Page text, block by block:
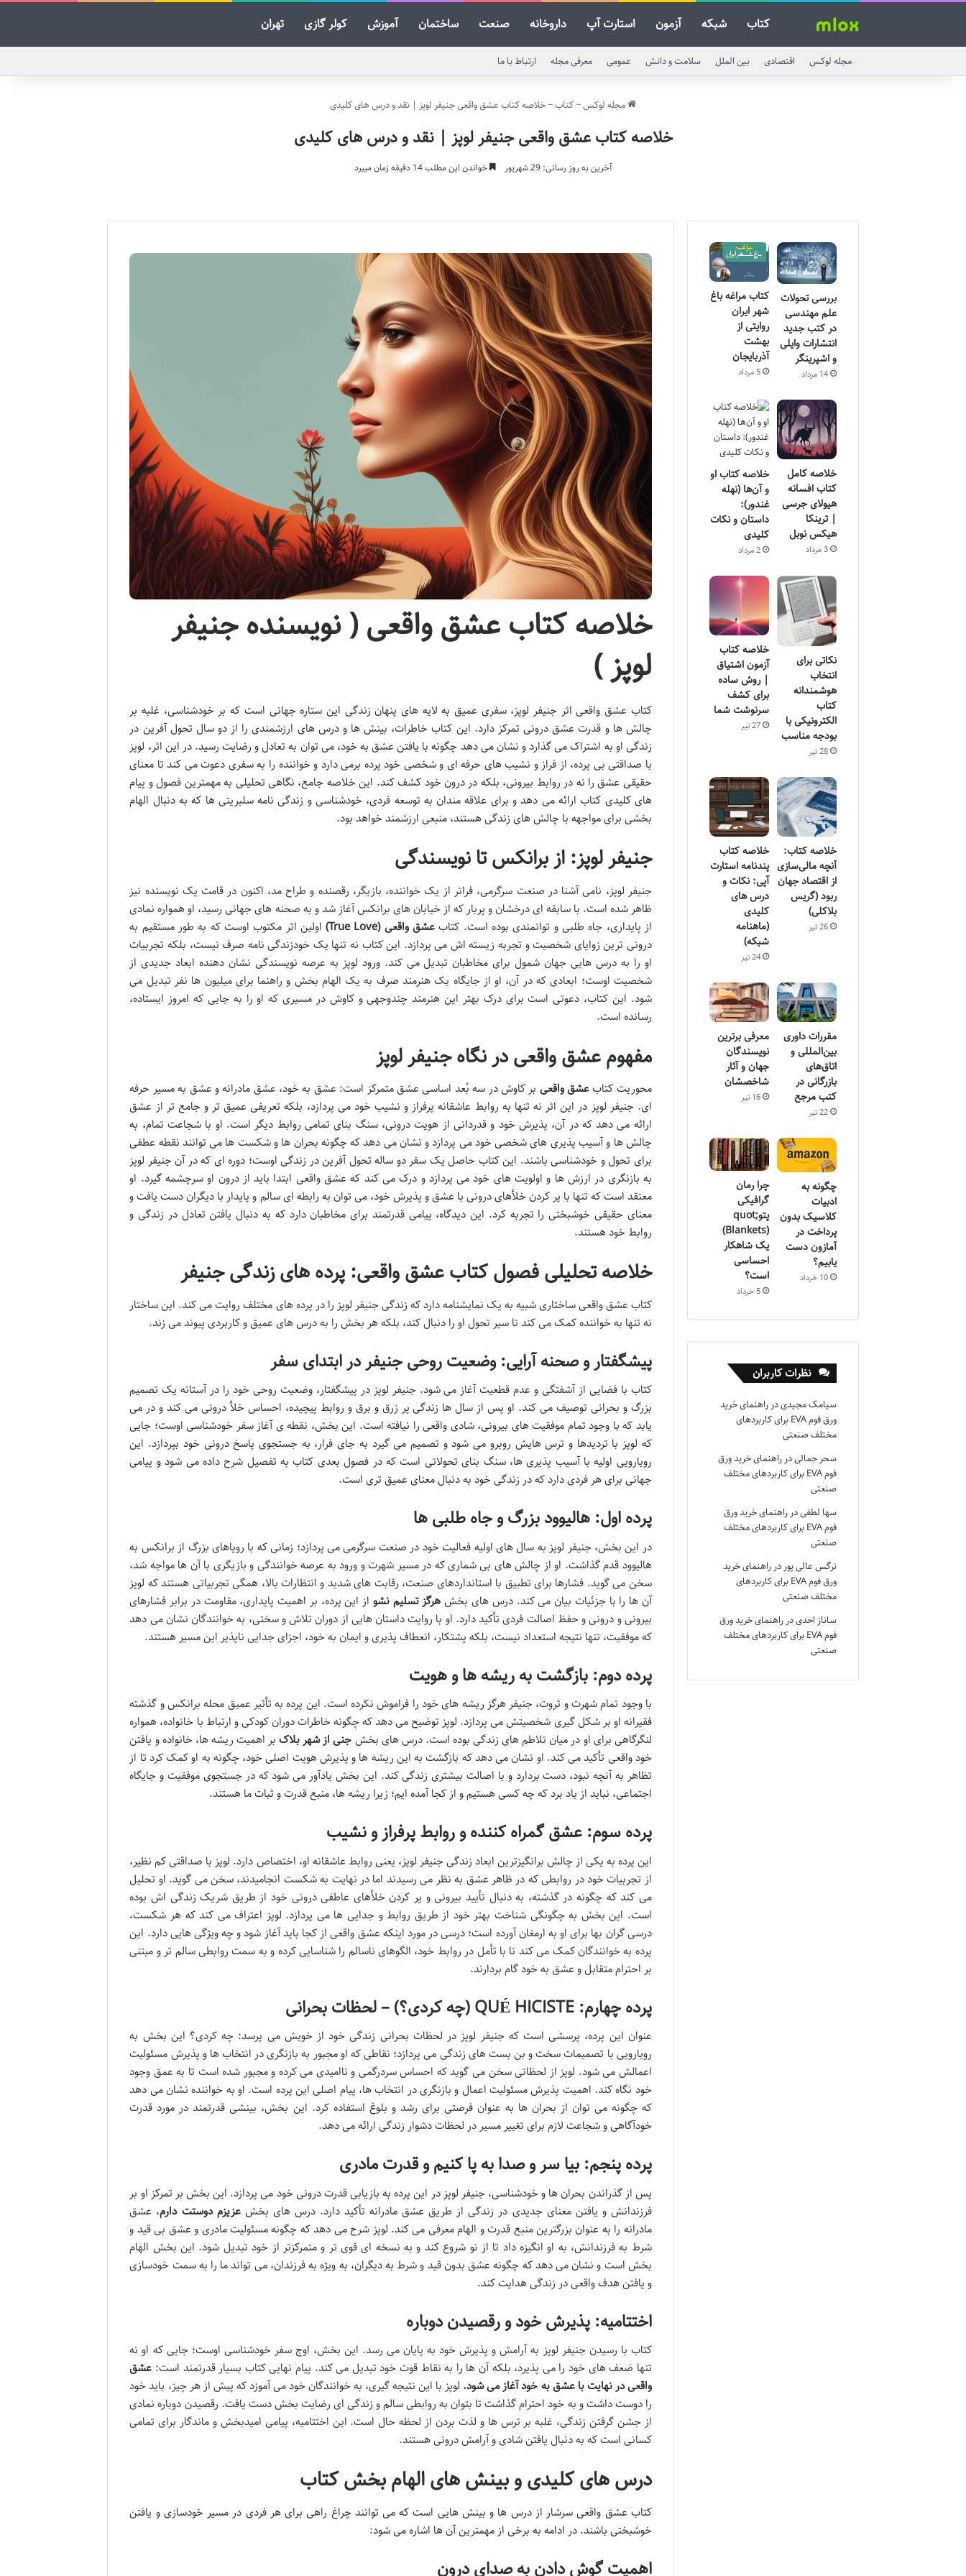
کتاب شبکه آزمون استارت آپ داروخانه صنعت ساختمان آموزش کولر گازی تهران
مجله لوکس اقتصادی بین الملل سلامت و دانش عمومی معرفی مجله ارتباط با ما
مجله لوکس~کتاب~خلاصه کتاب عشق واقعی جنیفر لوپز | نقد و درس های کلیدی
خلاصه کتاب عشق واقعی جنیفر لوپز | نقد و درس های کلیدی
آخرین به روز رسانی: 29 شهریور خواندن این مطلب 14 دقیقه زمان میبرد
خلاصه کتاب عشق واقعی ( نویسنده جنیفر
لوپز )
کتاب عشق واقعی اثر جنیفر لوپز، سفری عمیق به لایه های پنهان زندگی این ستاره جهانی است که بر خودشناسی، غلبه بر
چالش ها و قدرت عشق درونی تمرکز دارد. این کتاب خاطرات، بینش ها و درس های ارزشمندی را از دو سال تحول آفرین در
زندگی او به اشتراک می گذارد و نشان می دهد چگونه با یافتن عشق به خود، می توان به تعادل و رضایت رسید. در این اثر، لوپز
با صداقتی بی پرده، از فراز و نشیب های حرفه ای و شخصی خود پرده برمی دارد و خواننده را به سفری دعوت می کند تا معنای
حقیقی عشق را نه در روابط بیرونی، بلکه در درون خود کشف کند. این خلاصه جامع، نگاهی تحلیلی به مهمترین فصول و پیام
های کلیدی کتاب ارائه می دهد و برای علاقه مندان به توسعه فردی، خودشناسی و زندگی نامه سلبریتی ها که به دنبال الهام
بخشی برای مواجهه با چالش های زندگی هستند، منبعی ارزشمند خواهد بود.
جنیفر لوپز: از برانکس تا نویسندگی
جنیفر لوپز، نامی آشنا در صنعت سرگرمی، فراتر از یک خواننده، بازیگر، رقصنده و طراح مد، اکنون در قامت یک نویسنده نیز
ظاهر شده است. با سابقه ای درخشان و پربار که از خیابان های برانکس آغاز شد و به صحنه های جهانی رسید، او همواره نمادی
از پایداری، جاه طلبی و توانمندی بوده است. کتاب عشق واقعی (True Love)
اولین اثر مکتوب اوست که به طور مستقیم به
درونی ترین زوایای شخصیت و تجربه زیسته اش می پردازد. این کتاب نه تنها یک خودزندگی نامه صرف نیست، بلکه تجربیات
او را به درس هایی جهان شمول برای مخاطبان تبدیل می کند. ورود لوپز به عرصه نویسندگی نشان دهنده ابعاد جدیدی از
شخصیت اوست؛ ابعادی که در آن، او از جایگاه یک هنرمند صرف به یک الهام بخش و راهنما برای میلیون ها نفر تبدیل می
شود. این کتاب، دعوتی است برای درک بهتر این هنرمند چندوجهی و کاوش در مسیری که او را به جایی که امروز ایستاده،
رسانده است.
مفهوم عشق واقعی در نگاه جنیفر لوپز
محوریت کتابعشق واقعی بر کاوش در سه بُعد اساسی عشق متمرکز است: عشق به خود، عشق مادرانه و عشق به مسیر حرفه
ای. جنیفر لوپز در این اثر نه تنها به روابط عاشقانه پرفراز و نشیب خود می پردازد، بلکه تعریفی عمیق تر و جامع تر از عشق
ارائه می دهد که در آن، پذیرش خود و قدردانی از هویت درونی، سنگ بنای تمامی روابط دیگر است. او با شجاعت تمام، به
چالش ها و آسیب پذیری های شخصی خود می پردازد و نشان می دهد که چگونه بحران ها و شکست ها می توانند نقطه عطفی
برای تحول و خودشناسی باشند. این کتاب حاصل یک سفر دو ساله تحول آفرین در زندگی اوست؛ دوره ای که در آن جنیفر لوپز
به بازنگری در ارزش ها و اولویت های خود می پردازد و درک می کند که عشق واقعی ابتدا باید از درون او سرچشمه گیرد. او
معتقد است که تنها با پر کردن خلأهای درونی با عشق و پذیرش خود، می توان به رابطه ای سالم و پایدار با دیگران دست یافت و
معنای حقیقی خوشبختی را تجربه کرد. این دیدگاه، پیامی قدرتمند برای مخاطبان دارد که به دنبال یافتن تعادل در زندگی و
روابط خود هستند.
خلاصه تحلیلی فصول کتاب عشق واقعی: پرده های زندگی جنیفر
کتاب عشق واقعی ساختاری شبیه به یک نمایشنامه دارد که زندگی جنیفر لوپز را در پرده های مختلف روایت می کند. این ساختار
نه تنها به خواننده کمک می کند تا سیر تحول او را دنبال کند، بلکه هر بخش را به درس های عمیق و کاربردی پیوند می زند.
پیشگفتار و صحنه آرایی: وضعیت روحی جنیفر در ابتدای سفر
کتاب با فضایی از آشفتگی و عدم قطعیت آغاز می شود. جنیفر لوپز در پیشگفتار، وضعیت روحی خود را در آستانه یک تصمیم
بزرگ و بحرانی توصیف می کند. او پس از سال ها زندگی پر زرق و برق و روابط پیچیده، احساس خلأ درونی می کند و در می
یابد که با وجود تمام موفقیت های بیرونی، شادی واقعی را نیافته است. این بخش، نقطه ی آغاز سفر خودشناسی اوست؛ جایی
که لوپز با تردیدها و ترس هایش روبرو می شود و تصمیم می گیرد به جای فرار، به جستجوی پاسخ درونی خود بپردازد. این
رویارویی اولیه با آسیب پذیری ها، سنگ بنای تحولاتی است که در فصول بعدی کتاب به تفصیل شرح داده می شود و پیامی
جهانی برای هر فردی دارد که در زندگی خود به دنبال معنای عمیق تری است.
پرده اول: هالیوود بزرگ و جاه طلبی ها
در این بخش، جنیفر لوپز به سال های اولیه فعالیت خود در صنعت سرگرمی می پردازد؛ زمانی که با رویاهای بزرگ از برانکس به
هالیوود قدم گذاشت. او از چالش های بی شماری که در مسیر شهرت و ورود به عرصه خوانندگی و بازیگری با آن ها مواجه شد،
سخن می گوید. فشارها برای تطبیق با استانداردهای صنعت، رقابت های شدید و انتظارات بالا، همگی تجربیاتی هستند که لوپز
آن ها را با جزئیات بیان می کند. درس های بخش هرگز تسلیم نشو از این پرده، بر اهمیت پایداری، مقاومت در برابر فشارهای
بیرونی و درونی و حفظ اصالت فردی تأکید دارد. او با روایت داستان هایی از دوران تلاش و سختی، به خوانندگان نشان می دهد
که موفقیت، تنها نتیجه استعداد نیست، بلکه پشتکار، انعطاف پذیری و ایمان به خود، اجزای جدایی ناپذیر این مسیر هستند.
پرده دوم: بازگشت به ریشه ها و هویت
با وجود تمام شهرت و ثروت، جنیفر هرگز ریشه های خود را فراموش نکرده است. این پرده به تأثیر عمیق محله برانکس و گذشته
فقیرانه او بر شکل گیری شخصیتش می پردازد. لوپز توضیح می دهد که چگونه خاطرات دوران کودکی و ارتباط با خانواده، همواره
لنگرگاهی برای او در میان تلاطم های زندگی بوده است. درس های بخش جنی از شهر بلاکبر اهمیت ریشه ها، خانواده و یافتن
خود واقعی تأکید می کند. او نشان می دهد که بازگشت به این ریشه ها و پذیرش هویت اصلی خود، چگونه به او کمک کرد تا از
تظاهر به آنچه نبود، دست بردارد و با اصالت بیشتری زندگی کند. این بخش یادآور می شود که در جستجوی موفقیت و جایگاه
اجتماعی، نباید از یاد برد که چه کسی هستیم و از کجا آمده ایم؛ زیرا ریشه ها، منبع قدرت و ثبات ما هستند.
پرده سوم: عشق گمراه کننده و روابط پرفراز و نشیب
این پرده به یکی از چالش برانگیزترین ابعاد زندگی جنیفر لوپز، یعنی روابط عاشقانه او، اختصاص دارد. لوپز با صداقتی کم نظیر،
از تجربیات خود در روابطی که در ظاهر عشق به نظر می رسیدند اما در نهایت به شکست انجامیدند، سخن می گوید. او تحلیل
می کند که چگونه در گذشته، به دنبال تأیید بیرونی و پر کردن خلأهای عاطفی درونی خود از طریق شریک زندگی اش بوده
است. این بخش به چگونگی شناخت بهتر خود از طریق روابط و جدایی ها می پردازد. لوپز اعتراف می کند که هر شکست،
درسی گران بها برای او به ارمغان آورده است؛ درسی در مورد اینکه عشق واقعی از کجا باید آغاز شود و چه ویژگی هایی دارد. این
پرده به خوانندگان کمک می کند تا با تأمل در روابط خود، الگوهای ناسالم را شناسایی کرده و به سمت روابطی سالم تر و مبتنی
بر احترام متقابل و عشق به خود گام بردارند.
پرده چهارم: QUÉ HICISTE (چه کردی؟) – لحظات بحرانی
عنوان این پرده، پرسشی است که جنیفر لوپز در لحظات بحرانی زندگی خود از خویش می پرسد: چه کردی؟ این بخش به
رویارویی با تصمیمات سخت و بن بست های زندگی می پردازد؛ نقاطی که او مجبور به بازنگری در انتخاب ها و پذیرش مسئولیت
اعمالش می شود. لوپز از لحظاتی سخن می گوید که احساس سردرگمی و ناامیدی می کرده و مجبور شده است تا به عمق وجود
خود نگاه کند. اهمیت پذیرش مسئولیت اعمال و بازنگری در انتخاب ها، پیام اصلی این پرده است. او به خواننده نشان می دهد
که چگونه می توان از بحران ها به عنوان فرصتی برای رشد و بلوغ استفاده کرد. این بخش، بینشی قدرتمند در مورد قدرت
خودآگاهی و شجاعت لازم برای تغییر مسیر در لحظات دشوار زندگی ارائه می دهد.
پرده پنجم: بیا سر و صدا به پا کنیم و قدرت مادری
پس از گذراندن بحران ها و خودشناسی، جنیفر لوپز در این پرده به بازیابی قدرت درونی خود می پردازد. این بخش بر تمرکز او بر
فرزندانش و یافتن معنای جدیدی در زندگی از طریق عشق مادرانه تأکید دارد. درس های بخشعزیزم دوستت دارم، عشق
مادرانه را به عنوان بزرگترین منبع قدرت و الهام معرفی می کند. لوپز شرح می دهد که چگونه مسئولیت مادری و عشق بی قید و
شرط به فرزندانش، به او انگیزه داد تا از نو شروع کند و به نسخه ای قوی تر و متمرکزتر از خود تبدیل شود. این بخش الهام
بخش است و نشان می دهد که چگونه عشق بدون قید و شرط به دیگران، به ویژه به فرزندان، می تواند ما را به سمت خودسازی
و یافتن هدف واقعی در زندگی هدایت کند.
اختتامیه: پذیرش خود و رقصیدن دوباره
کتاب با رسیدن جنیفر لوپز به آرامش و پذیرش خود به پایان می رسد. این بخش، اوج سفر خودشناسی اوست؛ جایی که او نه
تنها ضعف های خود را می پذیرد، بلکه آن ها را به نقاط قوت خود تبدیل می کند. پیام نهایی کتاب بسیار قدرتمند است: عشق
واقعی در نهایت با عشق به خود آغاز می شود. لوپز با این نتیجه گیری، به خوانندگان خود می آموزد که پیش از هر چیز، باید خود
را دوست داشت و به خود احترام گذاشت تا بتوان به روابطی سالم و زندگی ای رضایت بخش دست یافت. رقصیدن دوباره نمادی
از جشن گرفتن زندگی، غلبه بر ترس ها و لذت بردن از لحظه حال است. این اختتامیه، پیامی امیدبخش و ماندگار برای تمامی
کسانی است که به دنبال یافتن شادی و آرامش درونی هستند.
درس های کلیدی و بینش های الهام بخش کتاب
کتاب عشق واقعی سرشار از درس ها و بینش هایی است که می توانند چراغ راهی برای هر فردی در مسیر خودسازی و یافتن
خوشبختی باشند. در ادامه به برخی از مهمترین آن ها اشاره می شود:
اهمیت گوش دادن به صدای درون
بررسی تحولات
علم مهندسی
در کتب جدید
انتشارات وایلی
و اشپرینگر
14 مرداد
کتاب مراغه باغ
شهر ایران
روایتی از
بهشت
آذربایجان
5 مرداد
خلاصه کامل
کتاب افسانه
هیولای جرسی
| ترینکا
هیکس نوبل
3 مرداد
خلاصه کتاب او
و آن‌ها (نهله
غندور):
داستان و نکات
کلیدی
2 مرداد
نکاتی برای
انتخاب
هوشمندانه
کتاب
الکترونیکی با
بودجه مناسب
28 تیر
خلاصه کتاب
آزمون اشتیاق
| روش ساده
برای کشف
سرنوشت شما
27 تیر
خلاصه کتاب:
آنچه مالی‌سازی
از اقتصاد جهان
ربود (گریس
بلاکلی)
26 تیر
خلاصه کتاب
پندنامه استارت
آپی: نکات و
درس های
کلیدی
(ماهنامه
شبکه)
24 تیر
مقررات داوری
بین‌المللی و
اتاق‌های
بازرگانی در
کتب مرجع
22 تیر
معرفی برترین
نویسندگان
جهان و آثار
شاخصشان
16 تیر
چگونه به
ادبیات
کلاسیک بدون
پرداخت در
آمازون دست
یابیم؟
10 خرداد
چرا رمان
گرافیکی
پتوquot;
(Blankets)
یک شاهکار
احساسی
است؟
5 خرداد
نظرات کاربران
سیامک مجیدیدرراهنمای خرید
ورق فوم EVA برای کاربردهای
مختلف صنعتی
سحر جمالیدرراهنمای خرید ورق
فوم EVA برای کاربردهای مختلف
صنعتی
سها لطفیدرراهنمای خرید ورق
فوم EVA برای کاربردهای مختلف
صنعتی
نرگس عالی پور درراهنمای خرید
ورق فوم EVA برای کاربردهای
مختلف صنعتی
ساناز احدیدرراهنمای خرید ورق
فوم EVA برای کاربردهای مختلف
صنعتی